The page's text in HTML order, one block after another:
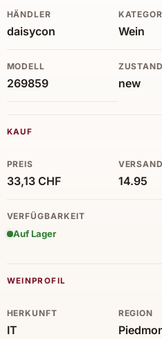
HÄNDLER
daisycon Wein
MODELL
269859
ZUSTAND
new
KAUF
PREIS
33,13 CHF
VERSAND
14.95
VERFÜGBARKEIT
Auf Lager
WEINPROFIL
HERKUNFT
IT
REGION